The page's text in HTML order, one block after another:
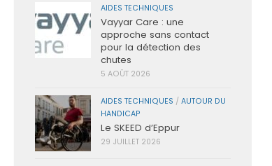
AIDES TECHNIQUES
Vayyar Care : une
approche sans contact
pour la détection des
chutes
5 AOÛT 2026
AIDES TECHNIQUES / AUTOUR DU
HANDICAP
Le SKEED d’Eppur
29 JUILLET 2026